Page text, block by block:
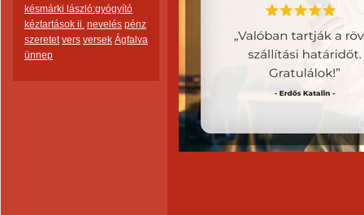
késmárki lászló:gyógyító
kéztartások ii. nevelés pénz
szeretet vers versek Ágfalva
ünnep